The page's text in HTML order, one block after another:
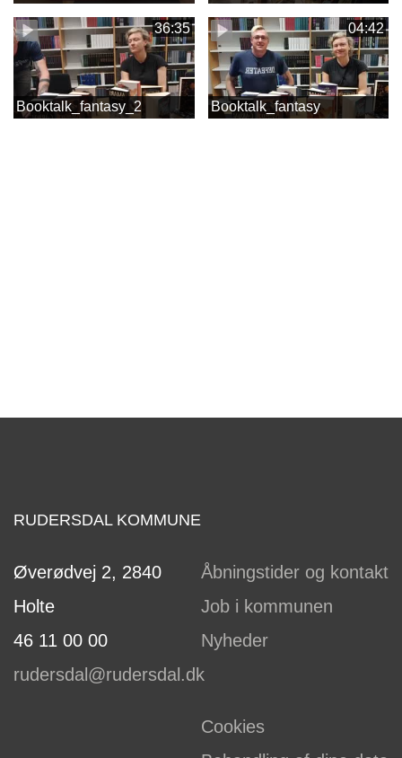
36:35
Booktalk_fantasy_2
04:42
Booktalk_fantasy
RUDERSDAL KOMMUNE
Øverødvej 2, 2840
Holte
46 11 00 00
rudersdal@rudersdal.dk
Åbningstider og kontakt
Job i kommunen
Nyheder
Cookies